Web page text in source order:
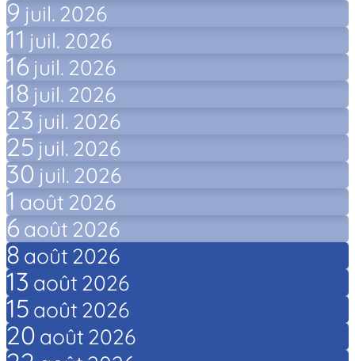
9 juil. 2026
11 juil. 2026
16 juil. 2026
18 juil. 2026
23 juil. 2026
25 juil. 2026
30 juil. 2026
1 août 2026
6août 2026
8 août 2026
13 août 2026
15 août 2026
20 août 2026